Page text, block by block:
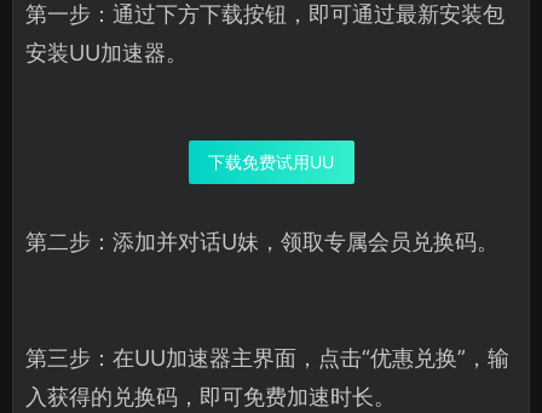
第一步：通过下方下载按钮，即可通过最新安装包
安装UU加速器。
下载免费试用UU
第二步：添加并对话U妹，领取专属会员兑换码。
第三步：在UU加速器主界面，点击“优惠兑换”，输
入获得的兑换码，即可免费加速时长。